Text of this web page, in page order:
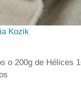
Kozik
o 200g de Hélices